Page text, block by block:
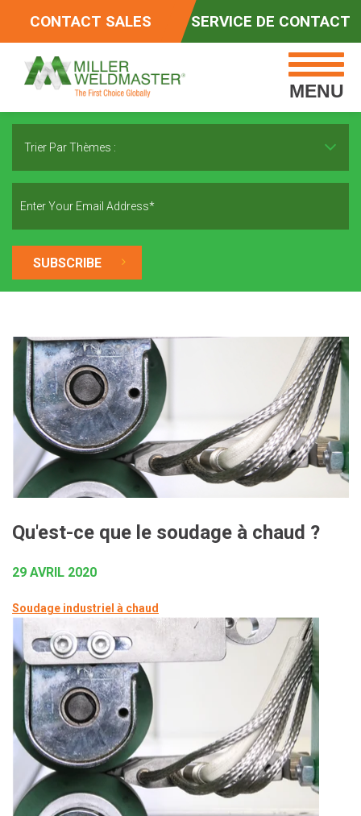
CONTACT SALES SERVICE DE CONTACT
MENU
Trier Par Thèmes :
Qu'est-ce que le soudage à chaud ?
29 AVRIL 2020
Soudage industriel à chaud